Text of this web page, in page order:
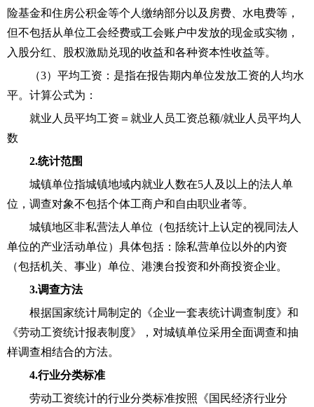
险基金和住房公积金等个人缴纳部分以及房费、水电费等，
但不包括从单位工会经费或工会账户中发放的现金或实物，
入股分红、股权激励兑现的收益和各种资本性收益等。
（3）平均工资：是指在报告期内单位发放工资的人均水
平。计算公式为：
就业人员平均工资＝就业人员工资总额/就业人员平均人
数
2.统计范围
城镇单位指城镇地域内就业人数在5人及以上的法人单
位，调查对象不包括个体工商户和自由职业者等。
城镇地区非私营法人单位（包括统计上认定的视同法人
单位的产业活动单位）具体包括：除私营单位以外的内资
（包括机关、事业）单位、港澳台投资和外商投资企业。
3.调查方法
根据国家统计局制定的《企业一套表统计调查制度》和
《劳动工资统计报表制度》，对城镇单位采用全面调查和抽
样调查相结合的方法。
4.行业分类标准
劳动工资统计的行业分类标准按照《国民经济行业分